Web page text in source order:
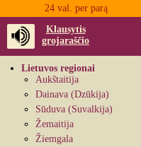
24 val. per parą
Klausytis
grojaraščio
Lietuvos regionai
Aukštaitija
Dainava (Dzūkija)
Sūduva (Suvalkija)
Žemaitija
Žiemgala